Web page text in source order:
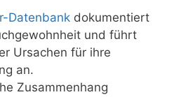
Datenbank dokumentiert
und führt
Ursachen für ihre
an.
Zusammenhang